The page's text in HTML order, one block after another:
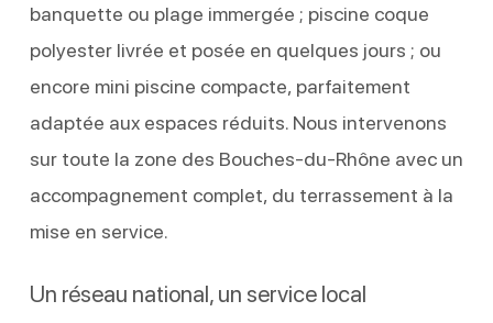
banquette ou plage immergée ; piscine coque
polyester livrée et posée en quelques jours ; ou
encore mini piscine compacte, parfaitement
adaptée aux espaces réduits. Nous intervenons
sur toute la zone des Bouches-du-Rhône avec un
accompagnement complet, du terrassement à la
mise en service.
Un réseau national, un service local